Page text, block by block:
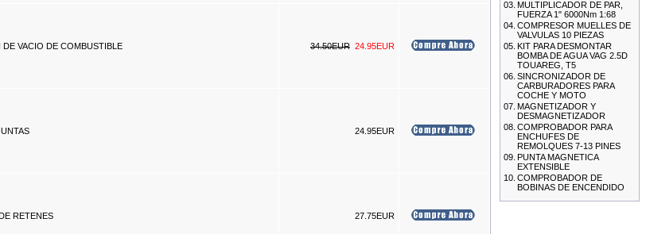
VACIO DE COMBUSTIBLE 34.50EUR 24.95EUR
24.95EUR
RETENES 27.75EUR
ESCANER DE DIAGNOSIS
MULTIMARCA OBDII + O2
CAN-BUS ESPAÃ‘OL AUTEL
AL529
155.99EUR
145.00EUR
---------
MEDIDOR DE ESPESOR
DE CHAPA
29.99EUR
03. MULTIPLICADOR DE PAR,
FUERZA 1" 6000Nm 1:68
04. COMPRESOR MUELLES DE
VALVULAS 10 PIEZAS
05. KIT PARA DESMONTAR
BOMBA DE AGUA VAG 2.5D
TOUAREG, T5
06. SINCRONIZADOR DE
CARBURADORES PARA
COCHE Y MOTO
07. MAGNETIZADOR Y
DESMAGNETIZADOR
08. COMPROBADOR PARA
ENCHUFES DE
REMOLQUES 7-13 PINES
09. PUNTA MAGNETICA
EXTENSIBLE
10. COMPROBADOR DE
BOBINAS DE ENCENDIDO